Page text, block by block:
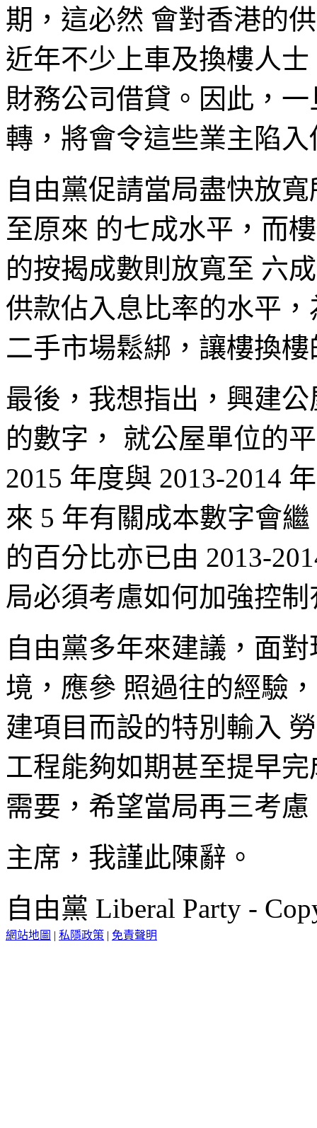
期，這必然 會對香港的
近年不少上車及換樓人
財務公司借貸。因此，
轉，將會令這些業主陷
自由黨促請當局盡快放
至原來 的七成水平，而
的按揭成數則放寬至 六
供款佔入息比率的水平
二手市場鬆綁，讓樓換
最後，我想指出，興建
的數字， 就公屋單位的
2015 年度與 2013-2014
來 5 年有關成本數字會
的百分比亦已由 2013-
局必須考慮如何加強控
自由黨多年來建議，面
境，應參 照過往的經驗
建項目而設的特別輸入
工程能夠如期甚至提早
需要，希望當局再三考慮
主席，我謹此陳辭。
自由黨 Liberal Party -
網站地圖 | 私隱政策 | 免責聲明